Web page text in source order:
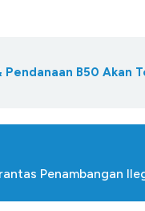
B50 Akan
Penambangan
Ada Kabar